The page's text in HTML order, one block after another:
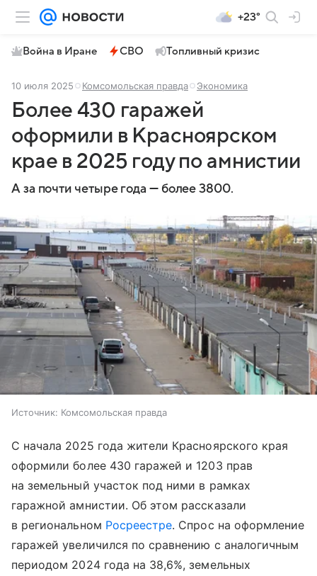
+23°
Война в Иране СВО Топливный кризис
10 июля 2025 Комсомольская правда Экономика
Более 430 гаражей
оформили в Красноярском
крае в 2025 году по амнистии
А за почти четыре года — более 3800.
Источник: Комсомольская правда
С начала 2025 года жители Красноярского края
оформили более 430 гаражей и 1203 прав
на земельный участок под ними в рамках
гаражной амнистии. Об этом рассказали
в региональном Росреестре. Спрос на оформление
гаражей увеличился по сравнению с аналогичным
периодом 2024 года на 38,6%, земельных